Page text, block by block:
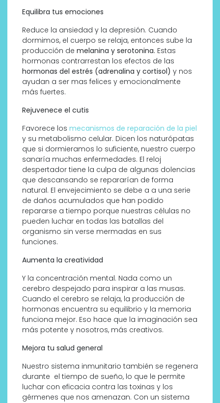
Equilibra tus emociones
Reduce la ansiedad y la depresión. Cuando
dormimos, el cuerpo se relaja, entonces sube la
producción de melanina y serotonina. Estas
hormonas contrarrestan los efectos de las
hormonas del estrés (adrenalina y cortisol) y nos
ayudan a ser mas felices y emocionalmente
más fuertes.
Rejuvenece el cutis
Favorece los mecanismos de reparación de la piel
y su metabolismo celular. Dicen los naturópatas
que si dormieramos lo suficiente, nuestro cuerpo
sanaría muchas enfermedades. El reloj
despertador tiene la culpa de algunas dolencias
que descansando se repararían de forma
natural. El envejecimiento se debe a a una serie
de daños acumulados que han podido
repararse a tiempo porque nuestras células no
pueden luchar en todas las batallas del
organismo sin verse mermadas en sus
funciones.
Aumenta la creatividad
Y la concentración mental. Nada como un
cerebro despejado para inspirar a las musas.
Cuando el cerebro se relaja, la producción de
hormonas encuentra su equilibrio y la memoria
funciona mejor. Eso hace que la imaginación sea
más potente y nosotros, más creativos.
Mejora tu salud general
Nuestro sistema inmunitario también se regenera
durante el tiempo de sueño, lo que le permite
luchar con eficacia contra las toxinas y los
gérmenes que nos amenazan. Con un sistema